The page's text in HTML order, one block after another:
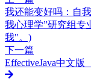
我还能变好吗：自
我心理学”研究组专
我"。)
下一篇
EffectiveJava中文版